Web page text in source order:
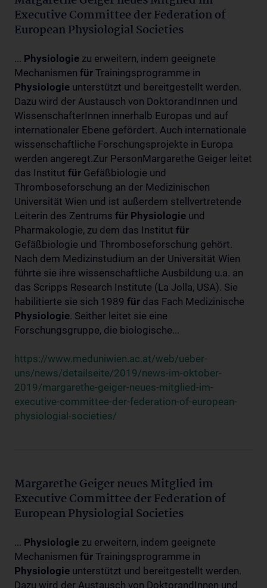
Executive Committee der Federation of
European Physiologial Societies
... Physiologie zu erweitern, indem geeignete
Mechanismen für Trainingsprogramme in
Physiologie unterstützt und bereitgestellt werden.
Dazu wird der Austausch von DoktorandInnen und
WissenschafterInnen innerhalb Europas und auf
internationaler Ebene gefördert. Auch internationale
wissenschaftliche Forschungsprojekte in Europa
werden angeregt.Zur PersonMargarethe Geiger leitet
das Institut für Gefäßbiologie und
Thromboseforschung an der Medizinischen
Universität Wien und ist außerdem stellvertretende
Leiterin des Zentrums für Physiologie und
Pharmakologie, zu dem das Institut für
Gefäßbiologie und Thromboseforschung gehört.
Nach dem Medizinstudium an der Universität Wien
führte sie ihre wissenschaftliche Ausbildung u.a. an
das Scripps Research Institute (La Jolla, USA). Sie
habilitierte sie sich 1989 für das Fach Medizinische
Physiologie. Seither leitet sie eine
Forschungsgruppe, die biologische...
https://www.meduniwien.ac.at/web/ueber-
uns/news/detailseite/2019/news-im-oktober-
2019/margarethe-geiger-neues-mitglied-im-
executive-committee-der-federation-of-european-
physiologial-societies/
Margarethe Geiger neues Mitglied im
Executive Committee der Federation of
European Physiologial Societies
... Physiologie zu erweitern, indem geeignete
Mechanismen für Trainingsprogramme in
Physiologie unterstützt und bereitgestellt werden.
Dazu wird der Austausch von DoktorandInnen und